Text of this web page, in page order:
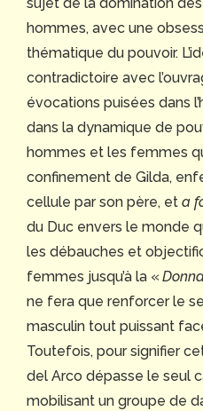
hommes, avec une
thématique du pouvoir.
contradictoire avec
évocations puisées dans
dans la dynamique de
hommes et les femmes
confinement de Gilda,
cellule par son père, et a
du Duc envers le monde
les débauches et
femmes jusqu’à la «
ne fera que renforcer le
masculin tout puissant
Toutefois, pour signifier
del Arco dépasse le seul
mobilisant un groupe de